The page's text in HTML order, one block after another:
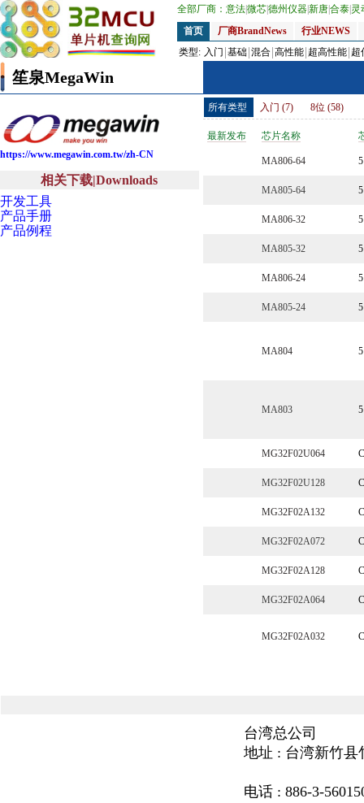
全部厂商： 意法微芯德州仪器新唐合泰 灵
首页
厂商BrandNews
行业NEWS
类型: 入门 基础 混合 高性能 超高性能 超
笙泉MegaWin
https://www.megawin.com.tw/zh-CN
相关下载|Downloads
开发工具
产品手册
产品例程
所有类型 入门 (7) 8位 (58)
最新发布 芯片名称
MA806-64
MA805-64
MA806-32
MA805-32
MA806-24
MA805-24
MA804
MA803
MG32F02U064
MG32F02U128
MG32F02A132
MG32F02A072
MG32F02A128
MG32F02A064
MG32F02A032
台湾总公司
地址 : 台湾新竹县
电话 : 886-3-